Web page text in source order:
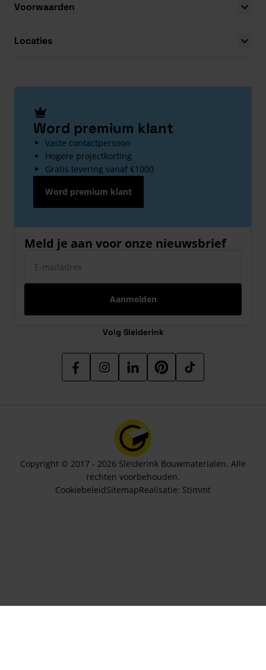
Voorwaarden
Locaties
Word premium klant
Vaste contactpersoon
Hogere projectkorting
Gratis levering vanaf €1000
Word premium klant
Meld je aan voor onze nieuwsbrief
Aanmelden
Volg Sleiderink
Copyright © 2017 - 2026 Sleiderink Bouwmaterialen. Alle
rechten voorbehouden.
CookiebeleidSitemapRealisatie: Stimmt